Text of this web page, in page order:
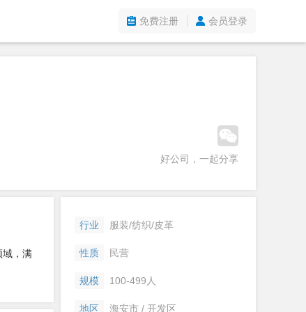
免费注册 会员登录
好公司，一起分享
域，满
行业 服装/纺织/皮革
性质 民营
规模 100-499人
地区 海安市 / 开发区